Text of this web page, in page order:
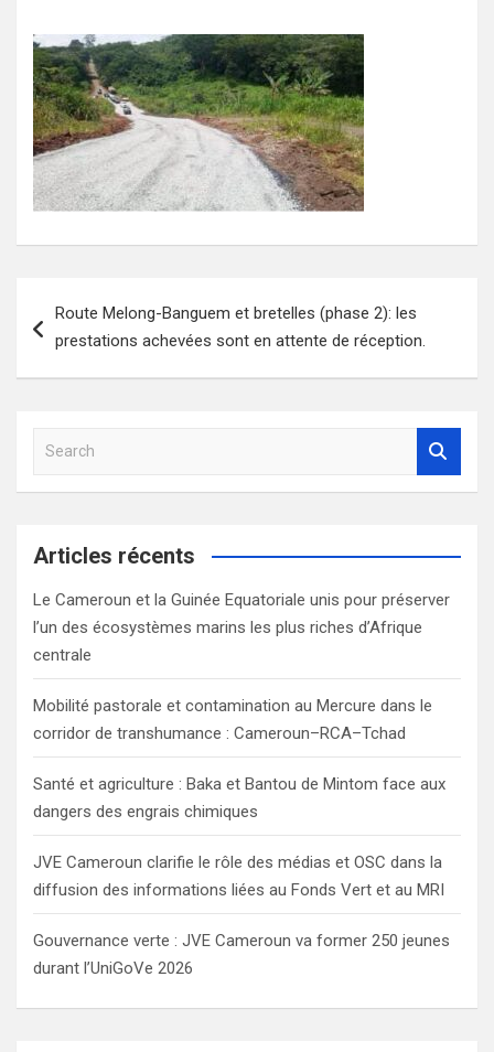
de
Route Melong-Banguem et bretelles (phase 2): les
prestations achevées sont en attente de réception.
a
c
Articles récents
Le Cameroun et la Guinée Equatoriale unis pour préserver
l’un des écosystèmes marins les plus riches d’Afrique
centrale
Mobilité pastorale et contamination au Mercure dans le
corridor de transhumance : Cameroun–RCA–Tchad
Santé et agriculture : Baka et Bantou de Mintom face aux
dangers des engrais chimiques
JVE Cameroun clarifie le rôle des médias et OSC dans la
diffusion des informations liées au Fonds Vert et au MRI
Gouvernance verte : JVE Cameroun va former 250 jeunes
durant l’UniGoVe 2026